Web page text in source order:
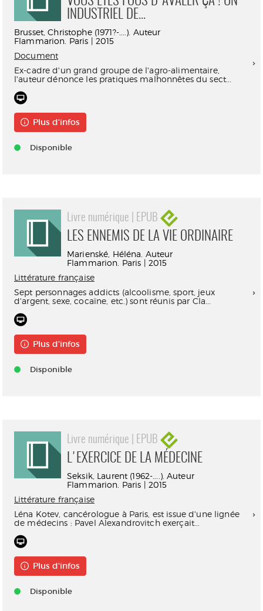
INDUSTRIEL DE...
Brusset, Christophe (1971?-....). Auteur
Flammarion. Paris | 2015
Document
Ex-cadre d'un grand groupe de l'agro-alimentaire,
l'auteur dénonce les pratiques malhonnêtes du sect...
Plus d'infos
Disponible
Livre numérique | EPUB
LES ENNEMIS DE LA VIE ORDINAIRE
Marienské, Héléna. Auteur
Flammarion. Paris | 2015
Littérature française
Sept personnages addicts (alcoolisme, sport, jeux
d'argent, sexe, cocaïne, etc.) sont réunis par Cla...
Plus d'infos
Disponible
Livre numérique | EPUB
L'EXERCICE DE LA MÉDECINE
Seksik, Laurent (1962-....). Auteur
Flammarion. Paris | 2015
Littérature française
Léna Kotev, cancérologue à Paris, est issue d'une lignée
de médecins : Pavel Alexandrovitch exerçait...
Plus d'infos
Disponible